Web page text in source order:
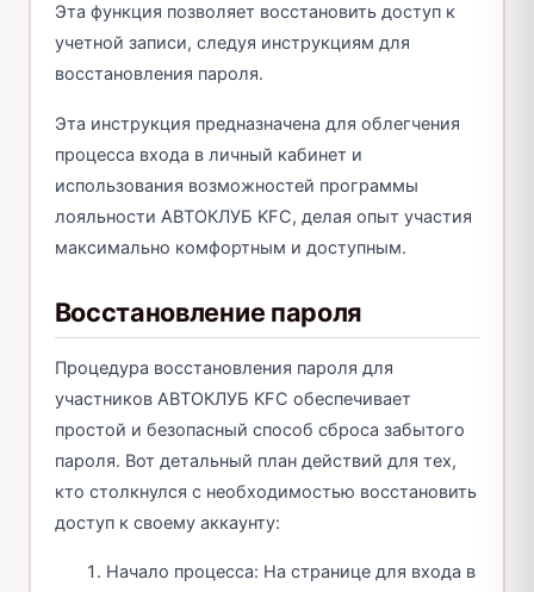
Эта функция позволяет восстановить доступ к
учетной записи, следуя инструкциям для
восстановления пароля.
Эта инструкция предназначена для облегчения
процесса входа в личный кабинет и
использования возможностей программы
лояльности АВТОКЛУБ KFC, делая опыт участия
максимально комфортным и доступным.
Восстановление пароля
Процедура восстановления пароля для
участников АВТОКЛУБ KFC обеспечивает
простой и безопасный способ сброса забытого
пароля. Вот детальный план действий для тех,
кто столкнулся с необходимостью восстановить
доступ к своему аккаунту:
Начало процесса: На странице для входа в